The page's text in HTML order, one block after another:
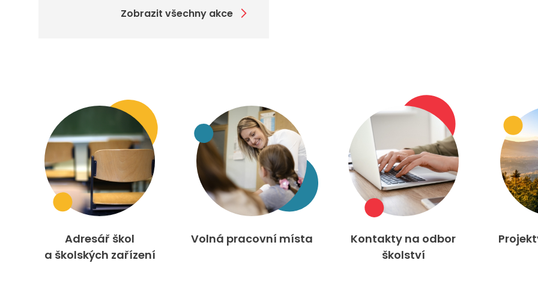
Zobrazit všechny akce
Adresář škol
a školských zařízení
Volná pracovní místa
Kontakty na odbor
školství